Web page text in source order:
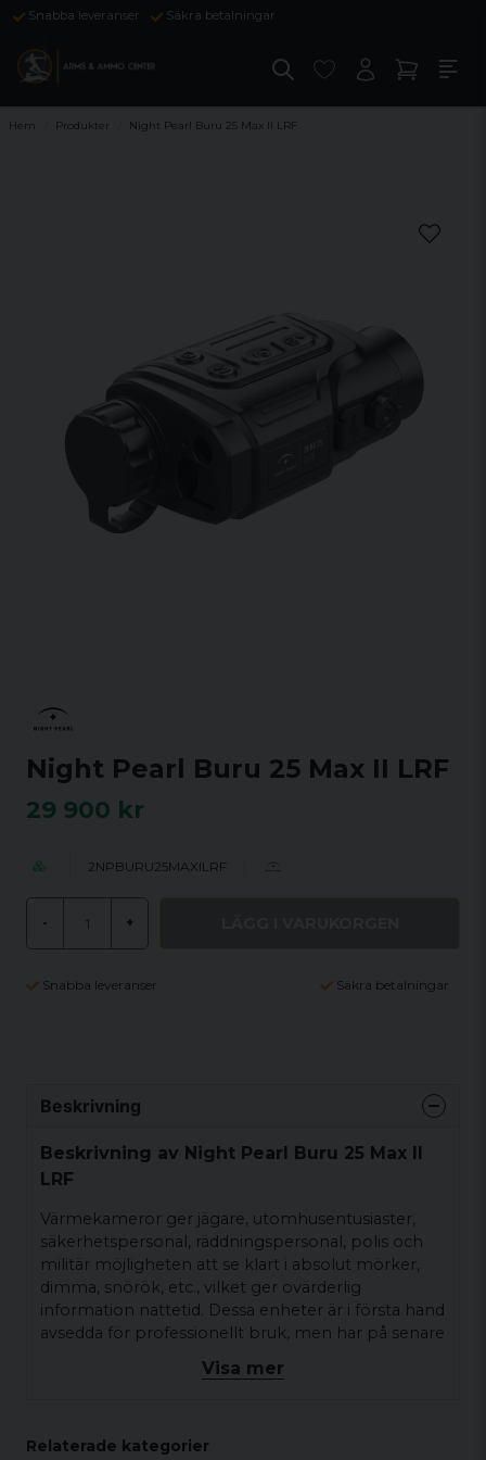
Snabba leveranser Säkra betalningar
Hem Produkter Night Pearl Buru 25 Max II LRF
Night Pearl Buru 25 Max II LRF
29 900 kr
2NPBURU25MAXILRF
- +
Snabba leveranser Säkra betalningar
Beskrivning
Beskrivning av Night Pearl Buru 25 Max II
LRF
Värmekameror ger jägare, utomhusentusiaster,
säkerhetspersonal, räddningspersonal, polis och
militär möjligheten att se klart i absolut mörker,
dimma, snörök, etc., vilket ger ovärderlig
information nattetid. Dessa enheter är i första hand
avsedda för professionellt bruk, men har på senare
förbättrats avsevärt, vilket gjort dem tillgängliga för
inte från ljus (som tex. en nattkikare), en egenskap
Visa mer
Relaterade kategorier